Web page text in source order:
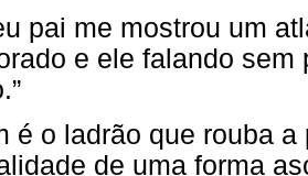
pai me mostrou um
e ele falando
é o ladrão que rouba
de uma forma